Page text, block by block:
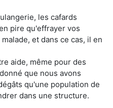
les cafards
pire qu'effrayer vos
et dans ce cas, il en
aide, même pour des
que nous avons
qu'une population de
dans une structure.